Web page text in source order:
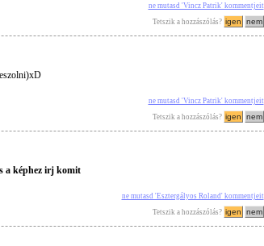
ne mutasd 'Vincz Patrik' kommentjeit
Tetszik a hozzászólás?
ne mutasd 'Vincz Patrik' kommentjeit
Tetszik a hozzászólás?
a képhez irj komit
ne mutasd 'Esztergályos Roland' kommentjeit
Tetszik a hozzászólás?